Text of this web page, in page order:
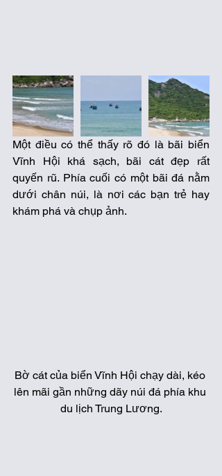
Một điều có thể thấy rõ đó là bãi biển
Vĩnh Hội khá sạch, bãi cát đẹp rất
quyến rũ. Phía cuối có một bãi đá nằm
dưới chân núi, là nơi các bạn trẻ hay
khám phá và chụp ảnh.
Bờ cát của biển Vĩnh Hội chạy dài, kéo
lên mãi gần những dãy núi đá phía khu
du lịch Trung Lương.